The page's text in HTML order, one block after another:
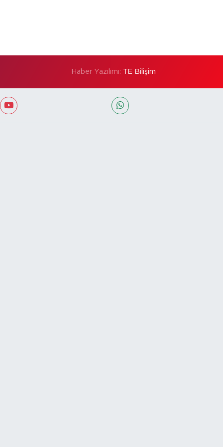
Haber Yazılımı: TE Bilişim